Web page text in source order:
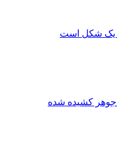
یک شکل است
جوهر کشیده شده